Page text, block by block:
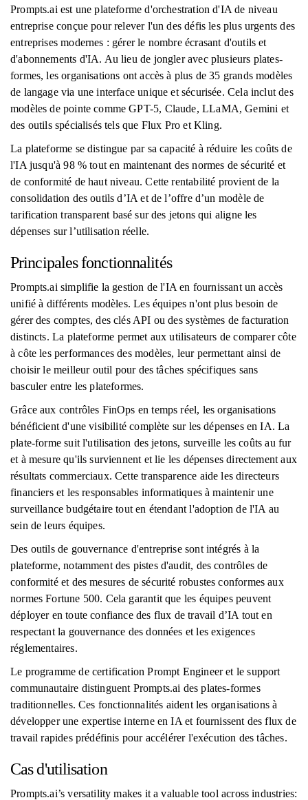
Prompts.ai est une plateforme d'orchestration d'IA de niveau
entreprise conçue pour relever l'un des défis les plus urgents des
entreprises modernes : gérer le nombre écrasant d'outils et
d'abonnements d'IA. Au lieu de jongler avec plusieurs plates-
formes, les organisations ont accès à plus de 35 grands modèles
de langage via une interface unique et sécurisée. Cela inclut des
modèles de pointe comme GPT-5, Claude, LLaMA, Gemini et
des outils spécialisés tels que Flux Pro et Kling.
La plateforme se distingue par sa capacité à réduire les coûts de
l'IA jusqu'à 98 % tout en maintenant des normes de sécurité et
de conformité de haut niveau. Cette rentabilité provient de la
consolidation des outils d’IA et de l’offre d’un modèle de
tarification transparent basé sur des jetons qui aligne les
dépenses sur l’utilisation réelle.
Principales fonctionnalités
Prompts.ai simplifie la gestion de l'IA en fournissant un accès
unifié à différents modèles. Les équipes n'ont plus besoin de
gérer des comptes, des clés API ou des systèmes de facturation
distincts. La plateforme permet aux utilisateurs de comparer côte
à côte les performances des modèles, leur permettant ainsi de
choisir le meilleur outil pour des tâches spécifiques sans
basculer entre les plateformes.
Grâce aux contrôles FinOps en temps réel, les organisations
bénéficient d'une visibilité complète sur les dépenses en IA. La
plate-forme suit l'utilisation des jetons, surveille les coûts au fur
et à mesure qu'ils surviennent et lie les dépenses directement aux
résultats commerciaux. Cette transparence aide les directeurs
financiers et les responsables informatiques à maintenir une
surveillance budgétaire tout en étendant l'adoption de l'IA au
sein de leurs équipes.
Des outils de gouvernance d'entreprise sont intégrés à la
plateforme, notamment des pistes d'audit, des contrôles de
conformité et des mesures de sécurité robustes conformes aux
normes Fortune 500. Cela garantit que les équipes peuvent
déployer en toute confiance des flux de travail d’IA tout en
respectant la gouvernance des données et les exigences
réglementaires.
Le programme de certification Prompt Engineer et le support
communautaire distinguent Prompts.ai des plates-formes
traditionnelles. Ces fonctionnalités aident les organisations à
développer une expertise interne en IA et fournissent des flux de
travail rapides prédéfinis pour accélérer l'exécution des tâches.
Cas d'utilisation
Prompts.ai’s versatility makes it a valuable tool across industries: